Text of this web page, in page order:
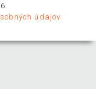
údajov